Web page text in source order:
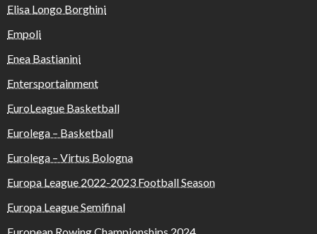
Elisa Longo Borghini
Empoli
Enea Bastianini
Entersportainment
EuroLeague Basketball
Eurolega – Basketball
Eurolega – Virtus Bologna
Europa League 2022-2023 Football Season
Europa League Semifinal